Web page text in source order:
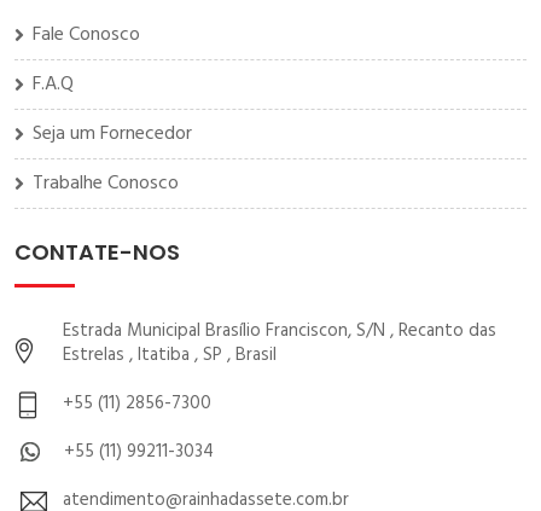
Fale Conosco
F.A.Q
Seja um Fornecedor
Trabalhe Conosco
CONTATE-NOS
Estrada Municipal Brasílio Franciscon, S/N , Recanto das
Estrelas , Itatiba , SP , Brasil
+55 (11) 2856-7300
+55 (11) 99211-3034
atendimento@rainhadassete.com.br